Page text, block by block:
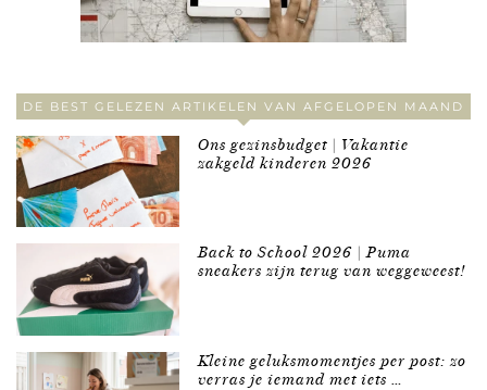
DE BEST GELEZEN ARTIKELEN VAN AFGELOPEN MAAND
Ons gezinsbudget | Vakantie
zakgeld kinderen 2026
Back to School 2026 | Puma
sneakers zijn terug van weggeweest!
Kleine geluksmomentjes per post: zo
verras je iemand met iets …